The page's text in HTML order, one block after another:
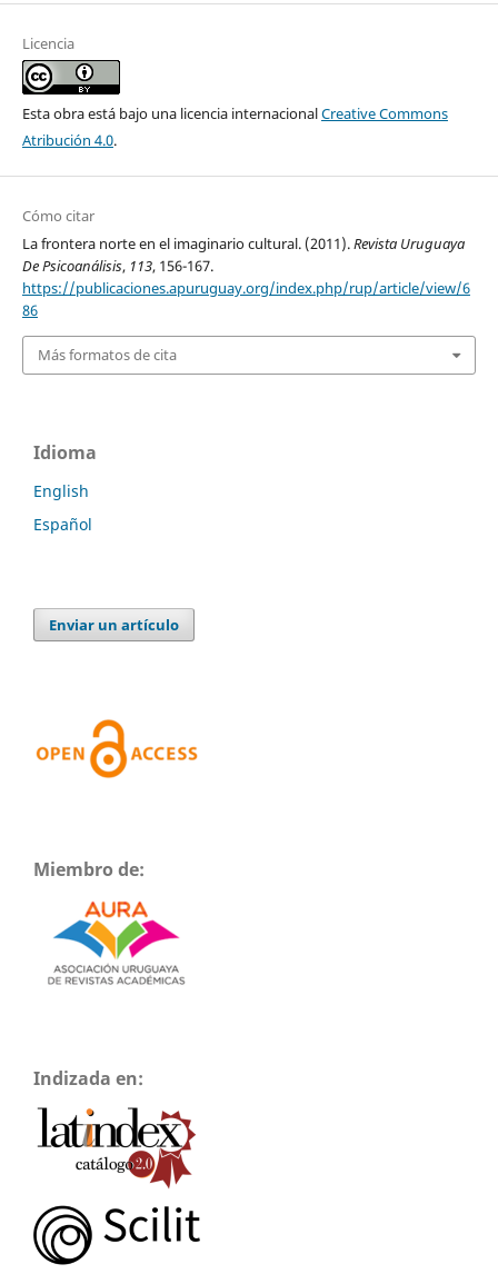
Licencia
Esta obra está bajo una licencia internacionalCreative Commons
Atribución 4.0.
Cómo citar
La frontera norte en el imaginario cultural. (2011).Revista Uruguaya
De Psicoanálisis, 113, 156-167.
https://publicaciones.apuruguay.org/index.php/rup/article/view/6
86
Más formatos de cita
Idioma
English
Español
Enviar un artículo
Miembro de:
Indizada en: